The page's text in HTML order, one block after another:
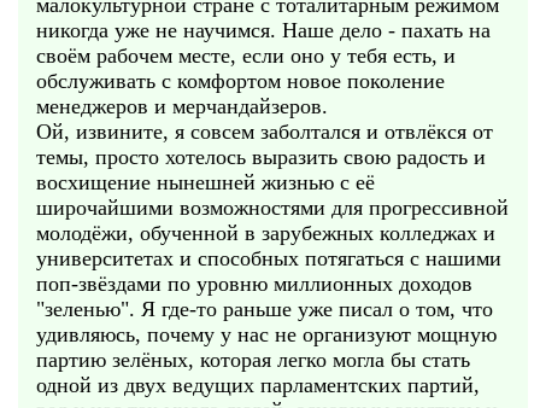
малокультурной стране с тоталитарным режимом
никогда уже не научимся. Наше дело - пахать на
своём рабочем месте, если оно у тебя есть, и
обслуживать с комфортом новое поколение
менеджеров и мерчандайзеров.
Ой, извините, я совсем заболтался и отвлёкся от
темы, просто хотелось выразить свою радость и
восхищение нынешней жизнью с её
широчайшими возможностями для прогрессивной
молодёжи, обученной в зарубежных колледжах и
университетах и способных потягаться с нашими
поп-звёздами по уровню миллионных доходов
"зеленью". Я где-то раньше уже писал о том, что
удивляюсь, почему у нас не организуют мощную
партию зелёных, которая легко могла бы стать
одной из двух ведущих парламентских партий,